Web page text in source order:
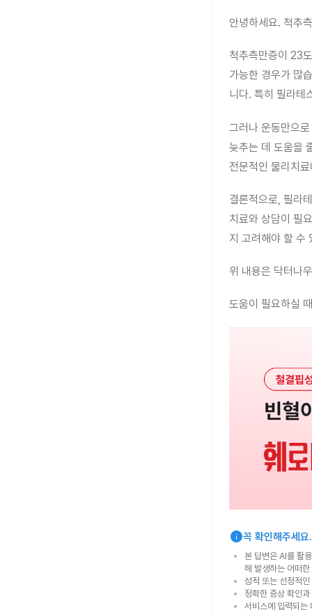
안녕하세요. 척추
척추측만증이 23
가능한 경우가 많
니다. 특히 필라테
그러나 운동만으
늦추는 데 도움을
전문적인 물리치
결론적으로, 필라
치료와 상담이 필
지 고려해야 할 수
위 내용은 닥터나
도움이 필요하실
info꼭 확인해주세요.
본 답변은 AI를 활
해 발생하는 어떠
성적 또는 선정적
정확한 증상 확인
서비스에 입력되